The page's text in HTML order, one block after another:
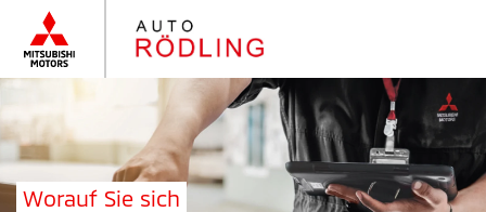
Worauf Sie sich